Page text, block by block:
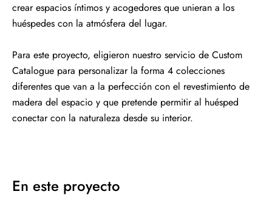
crear espacios íntimos y acogedores que unieran a los
huéspedes con la atmósfera del lugar.
Para este proyecto, eligieron nuestro servicio de Custom
Catalogue para personalizar la forma 4 colecciones
diferentes que van a la perfección con el revestimiento de
madera del espacio y que pretende permitir al huésped
conectar con la naturaleza desde su interior.
En este proyecto